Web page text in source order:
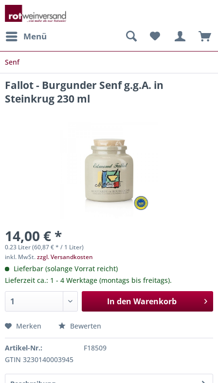
Menü
Senf
Fallot - Burgunder Senf g.g.A. in
Steinkrug 230 ml
14,00 € *
0.23 Liter (60,87 € * / 1 Liter)
inkl. MwSt.zzgl. Versandkosten
Lieferbar (solange Vorrat reicht)
Lieferzeit ca.: 1 - 4 Werktage (montags bis freitags).
In den Warenkorb
Merken Bewerten
Artikel-Nr.:
F18509
GTIN 3230140003945